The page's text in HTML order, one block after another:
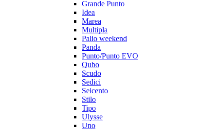
Grande Punto
Idea
Marea
Multipla
Palio weekend
Panda
Punto/Punto EVO
Qubo
Scudo
Sedici
Seicento
Stilo
Tipo
Ulysse
Uno